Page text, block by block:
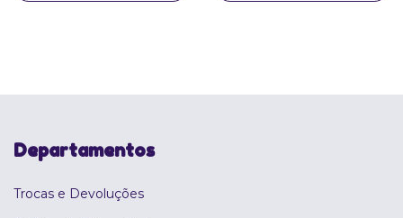
Departamentos
Trocas e Devoluções